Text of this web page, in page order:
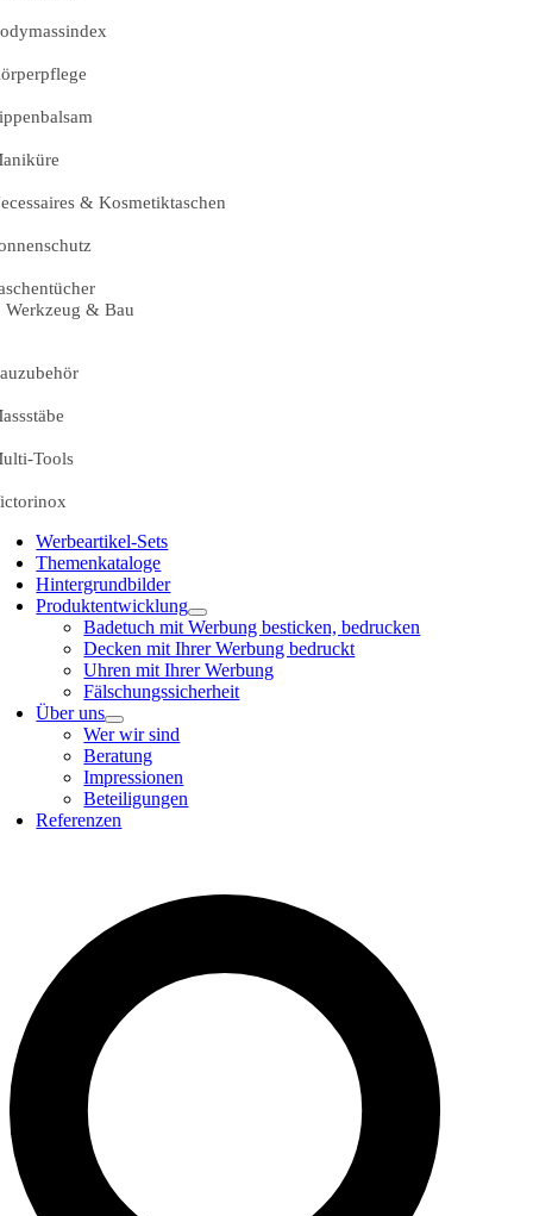
& Kosmetiktaschen
Werkzeug & Bau
Tools
Werbeartikel-Sets
Themenkataloge
Hintergrundbilder
Produktentwicklung
Badetuch mit Werbung besticken, bedrucken
Decken mit Ihrer Werbung bedruckt
Uhren mit Ihrer Werbung
Fälschungssicherheit
Über uns
Wer wir sind
Beratung
Impressionen
Beteiligungen
Referenzen